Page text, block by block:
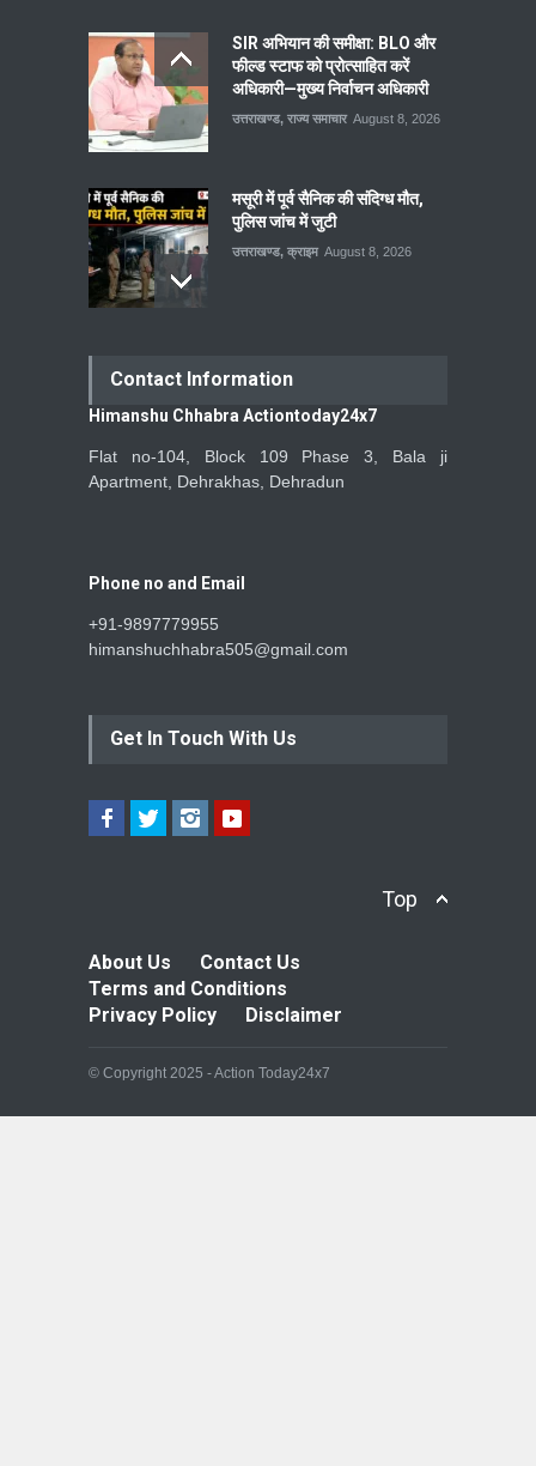
SIR अभियान की समीक्षा: BLO और
फील्ड स्टाफ को प्रोत्साहित करें
अधिकारी—मुख्य निर्वाचन अधिकारी
उत्तराखण्ड, राज्य समाचार August 8, 2026
मसूरी में पूर्व सैनिक की संदिग्ध मौत,
पुलिस जांच में जुटी
उत्तराखण्ड, क्राइम August 8, 2026
Contact Information
Himanshu Chhabra Actiontoday24x7
Flat no-104, Block 109 Phase 3, Bala ji
Apartment, Dehrakhas, Dehradun
Phone no and Email
+91-9897779955
himanshuchhabra505@gmail.com
Get In Touch With Us
Top
About Us
Contact Us
Terms and Conditions
Privacy Policy
Disclaimer
© Copyright 2025 - Action Today24x7